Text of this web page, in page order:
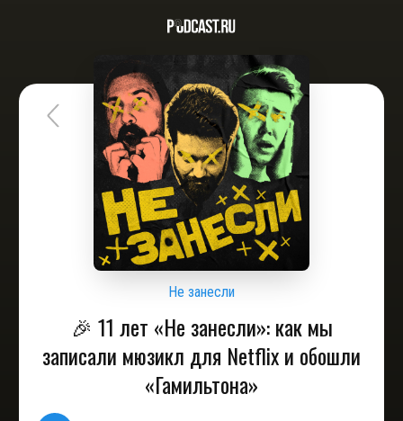
Не занесли
🎉 11 лет «Не занесли»: как мы
записали мюзикл для Netflix и обошли
«Гамильтона»